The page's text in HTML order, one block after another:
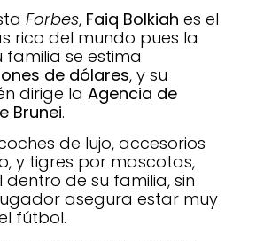
Forbes, Faiq Bolkiah es el
rico del mundo pues la
se estima
de dólares, y su
dirige la Agencia de
Brunei.
de lujo, accesorios
y tigres por mascotas,
de su familia, sin
asegura estar muy
fútbol.